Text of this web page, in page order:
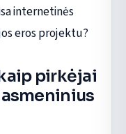
internetinės
eros projektu?
pirkėjai